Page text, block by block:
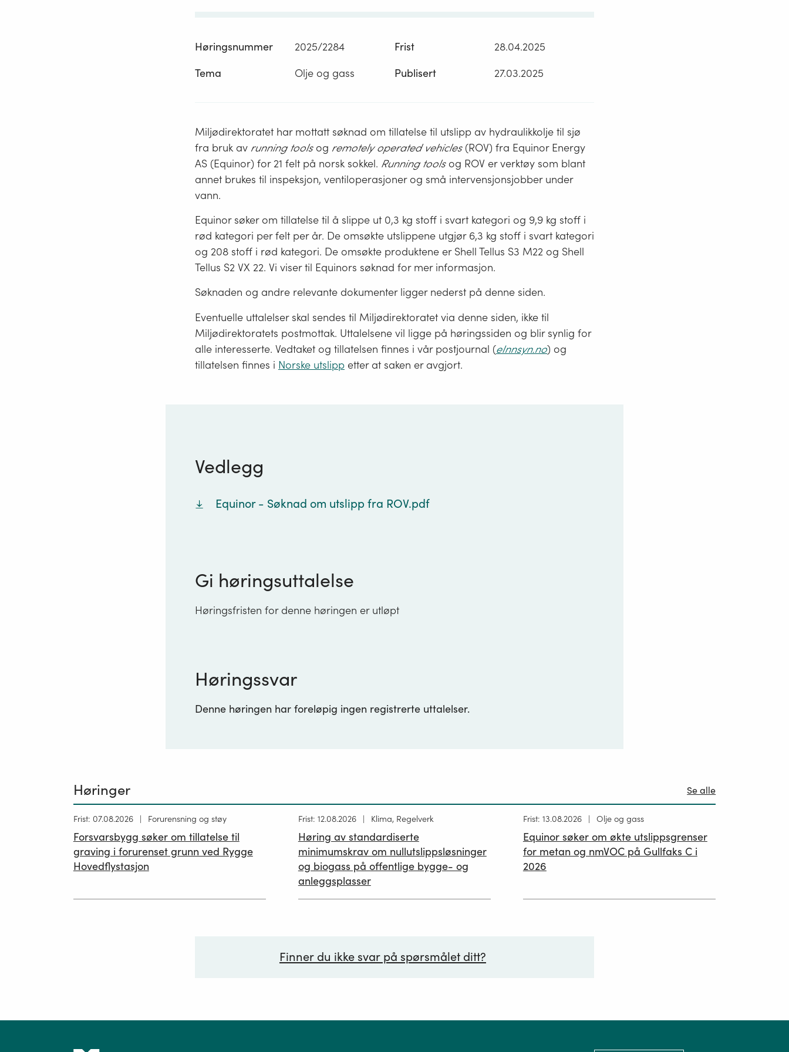
Høringsnummer 2025/2284 Frist
28.04.2025
Tema
Olje og gass Publisert 27.03.2025
Miljødirektoratet har mottatt søknad om tillatelse til utslipp av hydraulikkolje til sjø
fra bruk av running toolsog remotely operated vehicles(ROV) fra Equinor Energy
AS (Equinor) for 21 felt på norsk sokkel. Running toolsog ROV er verktøy som blant
annet brukes til inspeksjon, ventiloperasjoner og små intervensjonsjobber under
vann.
Equinor søker om tillatelse til å slippe ut 0,3 kg stoff i svart kategori og 9,9 kg stoff i
rød kategori per felt per år. De omsøkte utslippene utgjør 6,3 kg stoff i svart kategori
og 208 stoff i rød kategori. De omsøkte produktene er Shell Tellus S3 M22 og Shell
Tellus S2 VX 22. Vi viser til Equinors søknad for mer informasjon.
Søknaden og andre relevante dokumenter ligger nederst på denne siden.
Eventuelle uttalelser skal sendes til Miljødirektoratet via denne siden, ikke til
Miljødirektoratets postmottak. Uttalelsene vil ligge på høringssiden og blir synlig for
alle interesserte. Vedtaket og tillatelsen finnes i vår postjournal (eInnsyn.no) og
tillatelsen finnes i Norske utslipp etter at saken er avgjort.
Vedlegg
Equinor - Søknad om utslipp fra ROV.pdf
Gi høringsuttalelse
Høringsfristen for denne høringen er utløpt
Høringssvar
Denne høringen har foreløpig ingen registrerte uttalelser.
Høringer Se alle
Høring
publisert
26.06.2026
Frist: 07.08.2026 Forurensning og støy
Forsvarsbygg søker om tillatelse til
graving i forurenset grunn ved Rygge
Hovedflystasjon
Høring
publisert
12.05.2026
Frist: 12.08.2026 Klima, Regelverk
Høring av standardiserte
minimumskrav om nullutslippsløsninger
og biogass på offentlige bygge- og
anleggsplasser
Høring
publisert
02.07.2026
Frist: 13.08.2026 Olje og gass
Equinor søker om økte utslippsgrenser
for metan og nmVOC på Gullfaks C i
2026
Finner du ikke svar på spørsmålet ditt?